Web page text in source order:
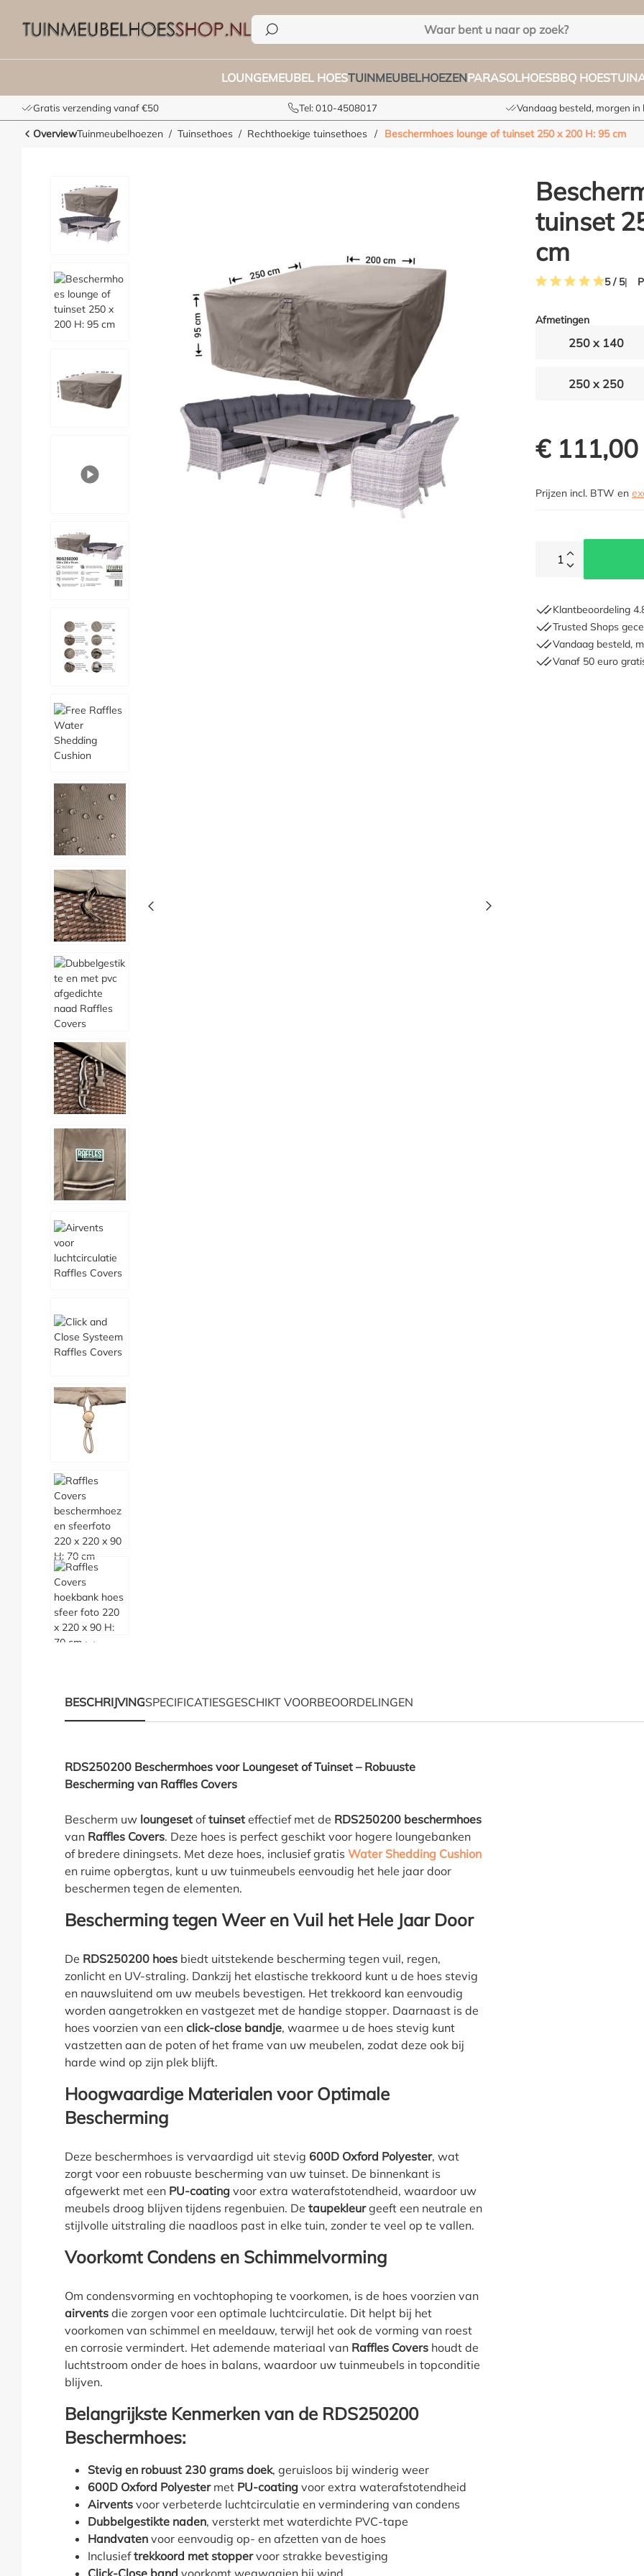
LOUNGEMEUBEL HOESTUINMEUBELHOEZENPARASOLHOESBBQ HOES
Gratis verzending vanaf €50 Tel: 010-4508017 Vandaag besteld, morgen in
OverviewTuinmeubelhoezen Tuinsethoes Rechthoekige tuinsethoes / Beschermhoes lounge of tuinset 250 x 200 H: 95 cm
Afbeeldingengalerij overslaan
tuinset
cm
5 / 5
Afmetingen
250 x 140
250 x 250
€ 111,00
Prijzen incl. BTW en
1
Klantbeoordeling
Trusted Shops
Vandaag besteld,
Vanaf 50 euro
BESCHRIJVINGSPECIFICATIESGESCHIKT VOORBEOORDELINGEN
Productinformatie "Beschermhoes lounge of
RDS250200 Beschermhoes voor Loungeset of Tuinset – Robuuste
Bescherming van Raffles Covers
Bescherm uw loungeset oftuinset effectief met de RDS250200 beschermhoes
van Raffles Covers. Deze hoes is perfect geschikt voor hogere loungebanken
of bredere diningsets. Met deze hoes, inclusief gratis Water Shedding Cushion
en ruime opbergtas, kunt u uw tuinmeubels eenvoudig het hele jaar door
beschermen tegen de elementen.
Bescherming tegen Weer en Vuil het Hele Jaar Door
De RDS250200 hoes biedt uitstekende bescherming tegen vuil, regen,
zonlicht en UV-straling. Dankzij het elastische trekkoord kunt u de hoes stevig
en nauwsluitend om uw meubels bevestigen. Het trekkoord kan eenvoudig
worden aangetrokken en vastgezet met de handige stopper. Daarnaast is de
hoes voorzien van een click-close bandje, waarmee u de hoes stevig kunt
vastzetten aan de poten of het frame van uw meubelen, zodat deze ook bij
harde wind op zijn plek blijft.
Hoogwaardige Materialen voor Optimale
Bescherming
Deze beschermhoes is vervaardigd uit stevig 600D Oxford Polyester, wat
zorgt voor een robuuste bescherming van uw tuinset. De binnenkant is
afgewerkt met een PU-coating voor extra waterafstotendheid, waardoor uw
meubels droog blijven tijdens regenbuien. De taupekleurgeeft een neutrale en
stijlvolle uitstraling die naadloos past in elke tuin, zonder te veel op te vallen.
Voorkomt Condens en Schimmelvorming
Om condensvorming en vochtophoping te voorkomen, is de hoes voorzien van
airvents die zorgen voor een optimale luchtcirculatie. Dit helpt bij het
voorkomen van schimmel en meeldauw, terwijl het ook de vorming van roest
en corrosie vermindert. Het ademende materiaal van Raffles Covers houdt de
luchtstroom onder de hoes in balans, waardoor uw tuinmeubels in topconditie
blijven.
Belangrijkste Kenmerken van de RDS250200
Beschermhoes:
Stevig en robuust 230 grams doek, geruisloos bij winderig weer
600D Oxford Polyestermet PU-coating voor extra waterafstotendheid
Airvents voor verbeterde luchtcirculatie en vermindering van condens
Dubbelgestikte naden, versterkt met waterdichte PVC-tape
Handvaten voor eenvoudig op- en afzetten van de hoes
Inclusieftrekkoord met stoppervoor strakke bevestiging
Click-Close band voorkomt wegwaaien bij wind